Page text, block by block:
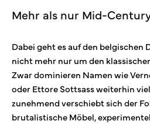
Mehr als nur Mid-
Dabei geht es auf den belgischen
nicht mehr nur um den
Zwar dominieren Namen wie
oder Ettore Sottsass weiterhin
zunehmend verschiebt sich der
brutalistische Möbel,